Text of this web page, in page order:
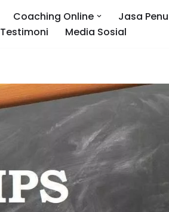
Coaching Online
Jasa
Testimoni Media Sosial